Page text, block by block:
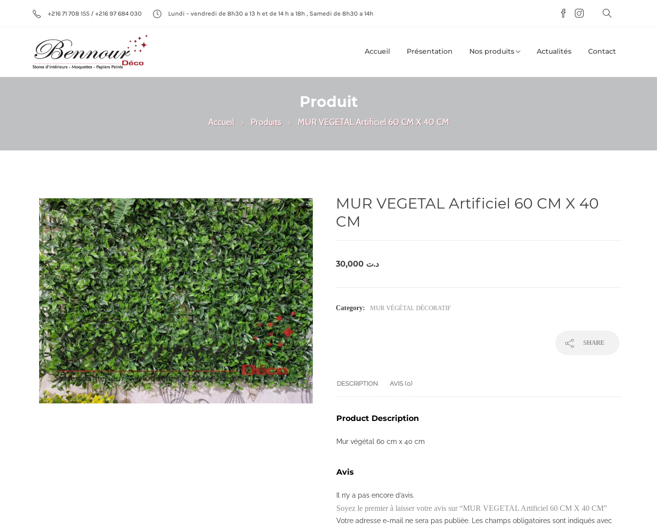
+216 71 708 155 / +216 97 684 030 Lundi – vendredi de 8h30 a 13 h et de 14 h a 18h , Samedi de 8h30 a 14h
Accueil Présentation Nos produits Actualités Contact
Produit
Accueil Produits MUR VEGETAL Artificiel 60 CM X 40 CM
MUR VEGETAL Artificiel 60 CM X 40
CM
د.ت
Category: MUR VÉGÉTAL DÉCORATIF
SHARE
DESCRIPTION AVIS (0)
Product Description
Mur végétal 60 cm x 40 cm
Avis
Il n’y a pas encore d’avis.
Soyez le premier à laisser votre avis sur “MUR VEGETAL Artificiel 60 CM X 40 CM”
Votre adresse e-mail ne sera pas publiée. Les champs obligatoires sont indiqués avec